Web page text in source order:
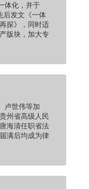
化，并于
后发文《一体
探》，同时适
版块，加大专
世伟等加
州省高级人民
海清任职省法
满后均成为律